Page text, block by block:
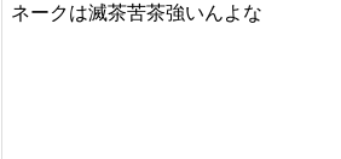
ネークは滅茶苦茶強いんよな